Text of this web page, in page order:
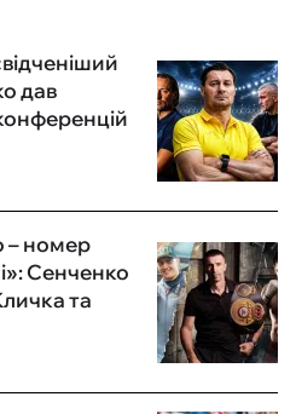
дав
– номер
Сенченко
та